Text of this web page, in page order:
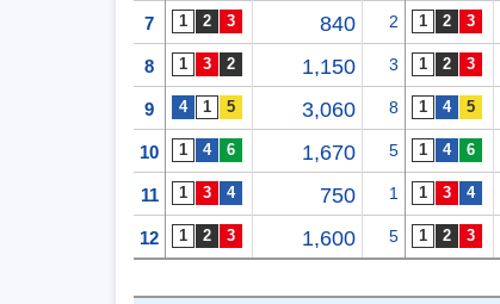
7 840 2
8 1,150 3
9 3,060 8
10 1,670 5
11 750 1
12 1,600 5